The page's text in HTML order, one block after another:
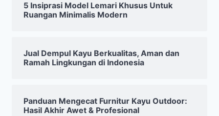
5 Insiprasi Model Lemari Khusus Untuk
Ruangan Minimalis Modern
Jual Dempul Kayu Berkualitas, Aman dan
Ramah Lingkungan di Indonesia
Panduan Mengecat Furnitur Kayu Outdoor:
Hasil Akhir Awet & Profesional